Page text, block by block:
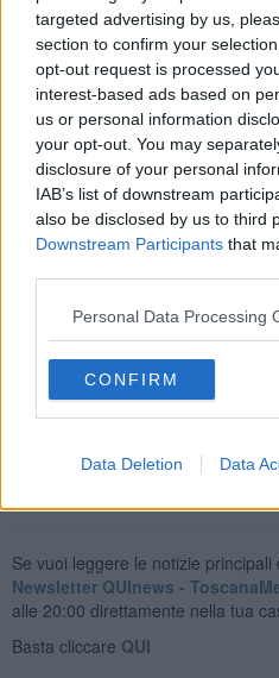
targeted advertising by us,
section to confirm your
opt-out request is processed
interest-based ads based on
us or personal information
your opt-out. You may
disclosure of your personal
IAB’s list of downstream
also be disclosed by us to third
Downstream Participants that
Personal Data Processing
CONFIRM
Data Deletion Data
esce il primo album autoprodotto
viene la tosse”. Da allora hanno
2013: “Vestiti leggeri”). Dopo la
livorneseBobo Rondelli, nel
Stefano Ronzani”(nell'ambito del
2013 sono costantemente in tour”.
(pianoforte, fischio e voce);
Consani (batteria); Mirco
swing e musica popolare.
Non mi rimane che invitare tutti i
weekend di concerti e parole. Ci
Fausto Pirìto
Se vuoi leggere le notizie
Newsletter QUInews -
alle 20:00 direttamente nella tua
Basta cliccare QUI